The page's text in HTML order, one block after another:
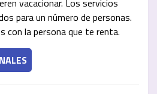
vacacionar. Los servicios
para un número de personas.
con la persona que te renta.